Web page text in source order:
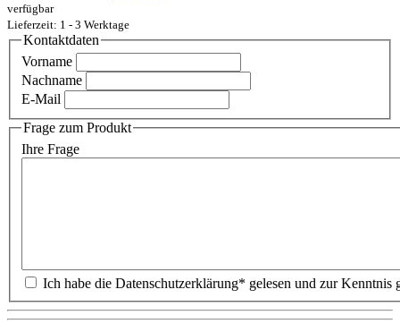
verfügbar
Lieferzeit: 1 - 3 Werktage
Kontaktdaten
Vorname
Nachname
E-Mail
Frage zum Produkt
Ihre Frage